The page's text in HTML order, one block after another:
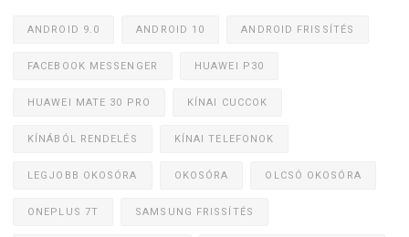
ANDROID 9.0 ANDROID 10 ANDROID FRISSÍTÉS
FACEBOOK MESSENGER HUAWEI P30
HUAWEI MATE 30 PRO KÍNAI CUCCOK
KÍNÁBÓL RENDELÉS KÍNAI TELEFONOK
LEGJOBB OKOSÓRA OKOSÓRA OLCSÓ OKOSÓRA
ONEPLUS 7T SAMSUNG FRISSÍTÉS